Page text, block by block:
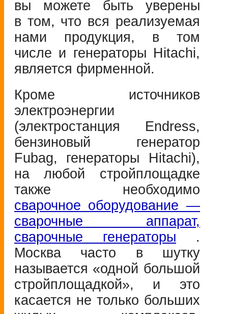
вы можете быть уверены
в том, что вся реализуемая
нами продукция, в том
числе и генераторы Hitachi,
является фирменной.
Кроме источников
электроэнергии
(электростанция Endress,
бензиновый генератор
Fubag, генераторы Hitachi),
на любой стройплощадке
также необходимо
сварочное оборудование —
сварочные аппарат,
сварочные генераторы .
Москва часто в шутку
называется «одной большой
стройплощадкой», и это
касается не только больших